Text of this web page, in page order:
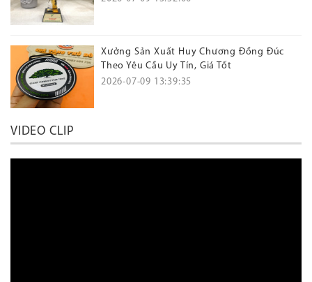
Xưởng Sản Xuất Huy Chương Đồng Đúc
Theo Yêu Cầu Uy Tín, Giá Tốt
2026-07-09 13:39:35
VIDEO CLIP